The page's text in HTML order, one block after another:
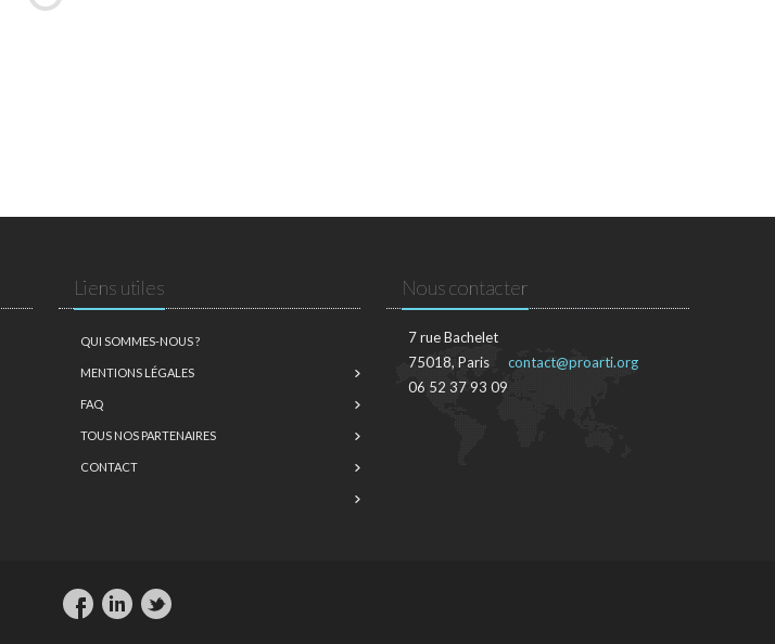
Liens utiles
QUI SOMMES-NOUS ?
MENTIONS LÉGALES
FAQ
TOUS NOS PARTENAIRES
CONTACT
Nous contacter
7 rue Bachelet
75018, Paris
06 52 37 93 09
contact@proarti.org